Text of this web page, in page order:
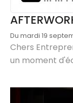
Du mardi 19
Chers
un moment